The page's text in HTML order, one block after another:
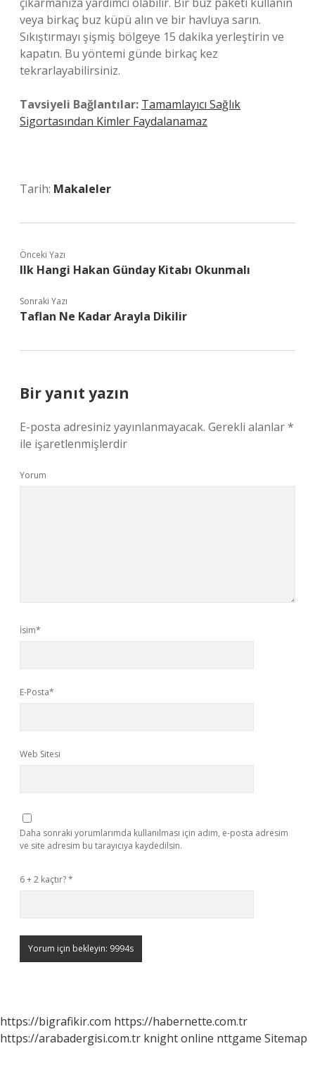
veya birkaç buz küpü alın ve bir havluya sarın.
Sıkıştırmayı şişmiş bölgeye 15 dakika yerleştirin ve
kapatın. Bu yöntemi günde birkaç kez
tekrarlayabilirsiniz.
Tavsiyeli Bağlantılar: Tamamlayıcı Sağlık
Sigortasından Kimler Faydalanamaz
Tarih: Makaleler
Önceki Yazı
Ilk Hangi Hakan Günday Kitabı Okunmalı
Sonraki Yazı
Taflan Ne Kadar Arayla Dikilir
Bir yanıt yazın
E-posta adresiniz yayınlanmayacak. Gerekli alanlar*
ile işaretlenmişlerdir
Yorum
İsim*
E-Posta*
Web Sitesi
Daha sonraki yorumlarımda kullanılması için adım, e-posta adresim
ve site adresim bu tarayıcıya kaydedilsin.
6 + 2 kaçtır?*
https://bigrafikir.com https://habernette.com.tr
https://arabadergisi.com.tr knight online nttgame Sitemap